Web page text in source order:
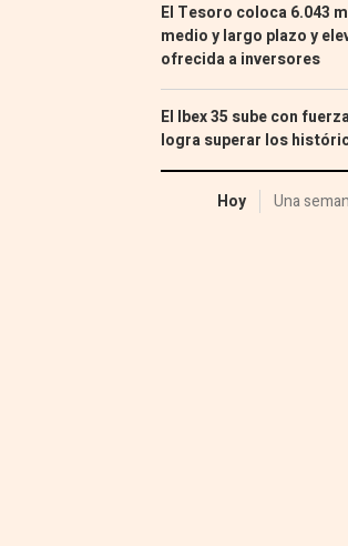
El Tesoro coloca 6.043
medio y largo plazo y
ofrecida a inversores
El Ibex 35 sube con
logra superar los
Hoy Una